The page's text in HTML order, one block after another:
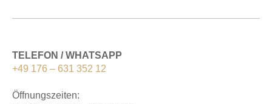
TELEFON / WHATSAPP
+49 176 – 631 352 12
Öffnungszeiten: